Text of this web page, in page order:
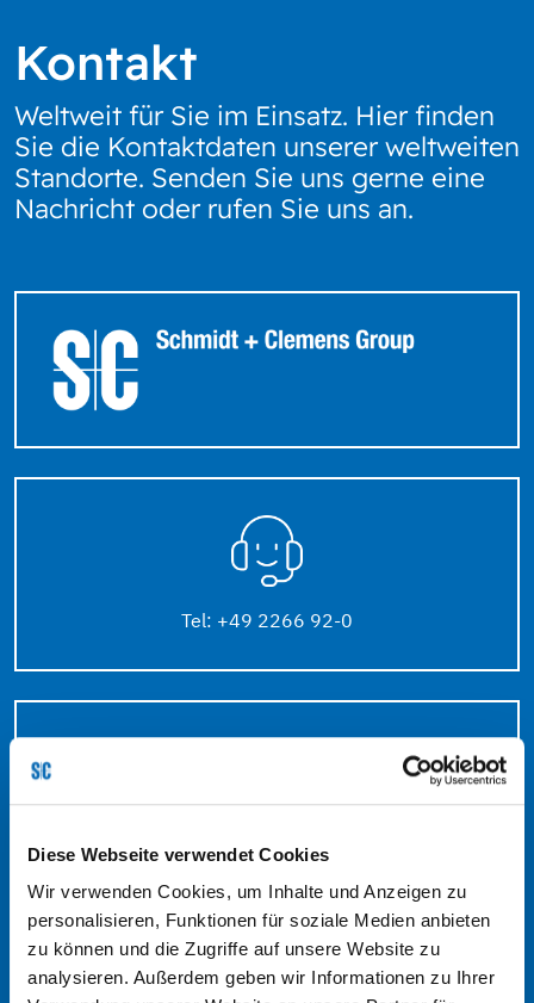
Diese Webseite verwendet Cookies
Wir verwenden Cookies, um Inhalte und Anzeigen zu
personalisieren, Funktionen für soziale Medien anbieten
zu können und die Zugriffe auf unsere Website zu
analysieren. Außerdem geben wir Informationen zu Ihrer
Kontakt
Weltweit für Sie im Einsatz. Hier finden
Sie die Kontaktdaten unserer weltweiten
Standorte. Senden Sie uns gerne eine
Nachricht oder rufen Sie uns an.
Tel: +49 2266 92-0
info@schmidt-clemens.com